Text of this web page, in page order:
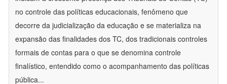
no controle das políticas educacionais, fenômeno que
decorre da judicialização da educação e se materializa na
expansão das finalidades dos TC, dos tradicionais controles
formais de contas para o que se denomina controle
finalístico, entendido como o acompanhamento das políticas
pública...